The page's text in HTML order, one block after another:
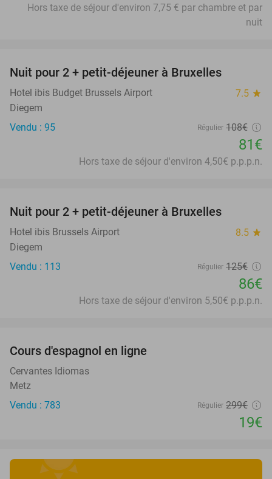
Hors taxe de séjour d'environ 7,75 € par chambre et par
nuit
Nuit pour 2 + petit-déjeuner à Bruxelles
Hotel ibis Budget Brussels Airport 7.5 star
Diegem
Vendu : 95
Régulier 108€
81€
Hors taxe de séjour d'environ 4,50€ p.p.p.n.
Nuit pour 2 + petit-déjeuner à Bruxelles
Hotel ibis Brussels Airport 8.5 star
Diegem
Vendu : 113
Régulier 125€
86€
Hors taxe de séjour d'environ 5,50€ p.p.p.n.
Cours d'espagnol en ligne
Cervantes Idiomas
Metz
Vendu : 783
Régulier 299€
19€